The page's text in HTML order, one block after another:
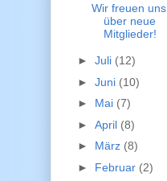
Wir freuen uns
über neue
Mitglieder!
► Juli (12)
► Juni (10)
► Mai (7)
► April (8)
► März (8)
► Februar (2)